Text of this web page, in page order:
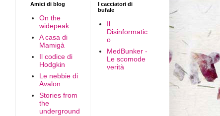
Amici di blog
On the
widepeak
A casa di
Mamigà
Il codice di
Hodgkin
Le nebbie di
Avalon
Stories from
the
underground
I cacciatori di
bufale
Il
Disinformatic
o
MedBunker -
Le scomode
verità